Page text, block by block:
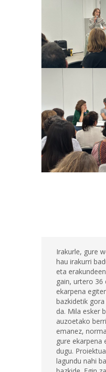
Irakurle, gure
hau irakurri
eta
gain, urtero 36
ekarpena
bazkidetik
da. Mila esker
auzoetako
emanez,
gure ekarpena
dugu.
lagundu nahi